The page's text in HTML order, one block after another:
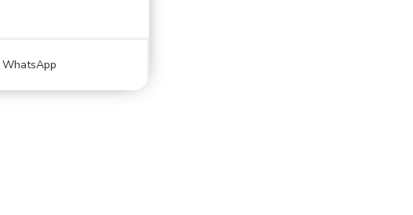
WhatsApp